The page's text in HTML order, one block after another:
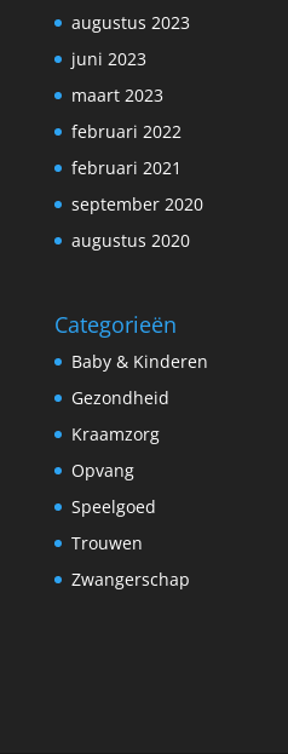
augustus 2023
juni 2023
maart 2023
februari 2022
februari 2021
september 2020
augustus 2020
Categorieën
Baby & Kinderen
Gezondheid
Kraamzorg
Opvang
Speelgoed
Trouwen
Zwangerschap